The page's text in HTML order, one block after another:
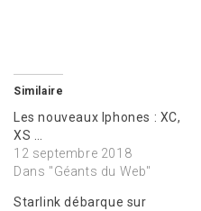
Similaire
Les nouveaux Iphones : XC,
XS …
12 septembre 2018
Dans "Géants du Web"
Starlink débarque sur